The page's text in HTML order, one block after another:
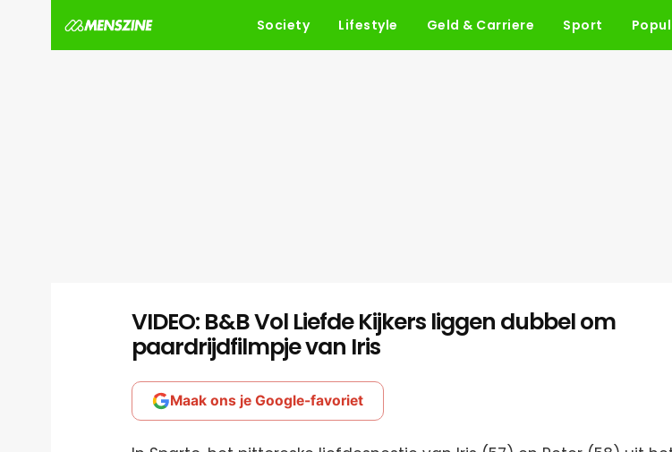
Society Lifestyle Geld & Carriere Sport
VIDEO: B&B Vol Liefde Kijkers liggen dubbel om
paardrijdfilmpje van Iris
Maak ons je Google-favoriet